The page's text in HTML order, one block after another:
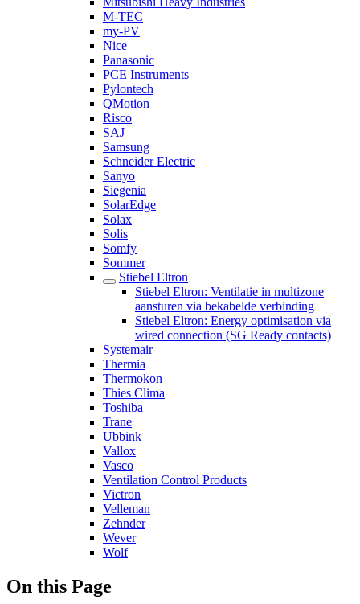
M-TEC
my-PV
Nice
Panasonic
PCE Instruments
Pylontech
QMotion
Risco
SAJ
Samsung
Schneider Electric
Sanyo
Siegenia
SolarEdge
Solax
Solis
Somfy
Sommer
Stiebel Eltron
Stiebel Eltron: Ventilatie in multizone
aansturen via bekabelde verbinding
Stiebel Eltron: Energy optimisation via
wired connection (SG Ready contacts)
Systemair
Thermia
Thermokon
Thies Clima
Toshiba
Trane
Ubbink
Vallox
Vasco
Ventilation Control Products
Victron
Velleman
Zehnder
Wever
Wolf
On this Page